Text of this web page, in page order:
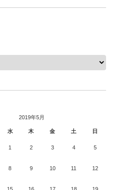
2019年5月
水 木 金 土 日
1 2 3 4 5
8 9 10 11 12